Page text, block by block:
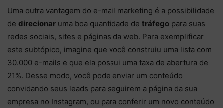
Uma outra vantagem do e-mail marketing é a possibilidade
de direcionar uma boa quantidade de tráfego para suas
redes sociais, sites e páginas da web. Para exemplificar
este subtópico, imagine que você construiu uma lista com
30.000 e-mails e que ela possui uma taxa de abertura de
21%. Desse modo, você pode enviar um conteúdo
convidando seus leads para seguirem a página da sua
empresa no Instagram, ou para conferir um novo conteúdo